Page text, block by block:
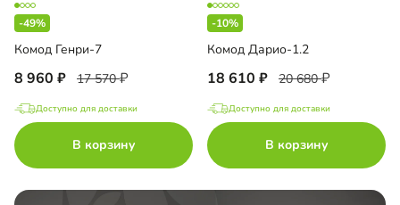
-49%
Комод Генри-7
8 960 17 570
Доступно для доставки
В корзину
-10%
Комод Дарио-1.2
18 610 20 680
Доступно для доставки
В корзину